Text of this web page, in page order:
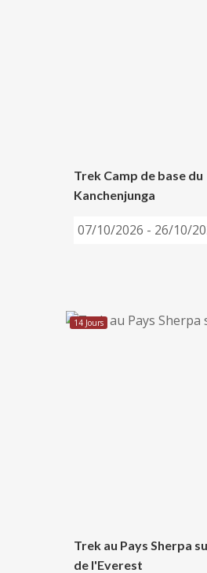
Trek Camp de base du
Kanchenjunga
07/10/2026 - 26/10/
14 Jours
Trek au Pays Sherpa
de l'Everest